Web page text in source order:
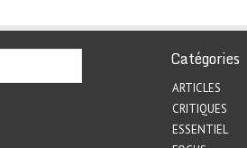
Catégories
ARTICLES
CRITIQUES
ESSENTIEL